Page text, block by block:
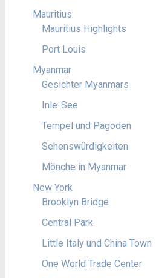
Mauritius
Mauritius Highlights
Port Louis
Myanmar
Gesichter Myanmars
Inle-See
Tempel und Pagoden
Sehenswürdigkeiten
Mönche in Myanmar
New York
Brooklyn Bridge
Central Park
Little Italy und China Town
One World Trade Center